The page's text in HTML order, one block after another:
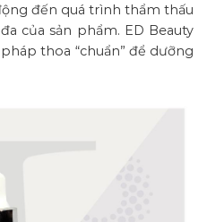
đến quá trình thẩm thấu
của sản phẩm. ED Beauty
thoa “chuẩn” để dưỡng